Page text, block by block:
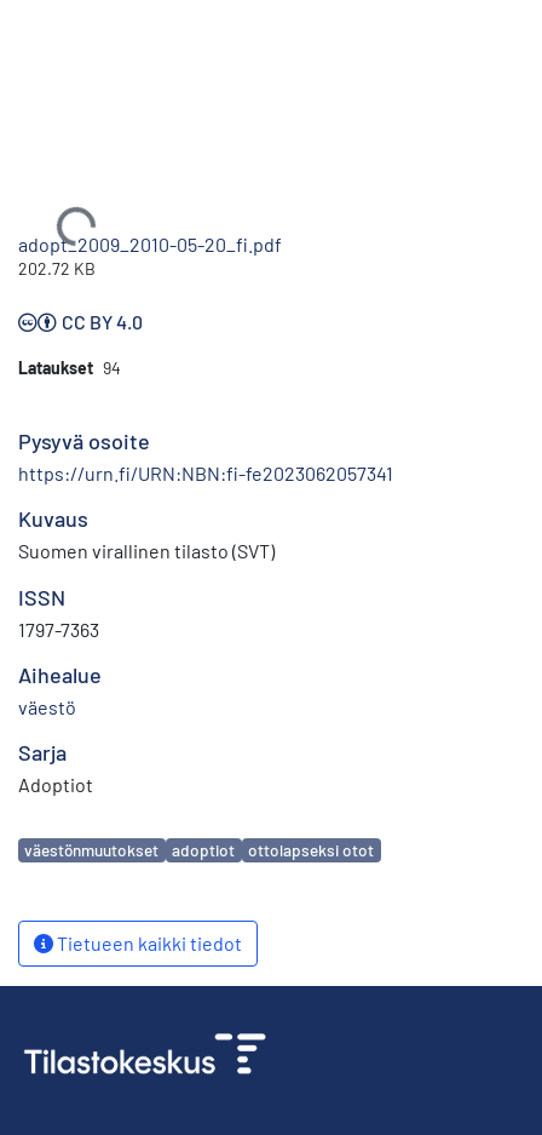
Ladataan...
adopt_2009_2010-05-20_fi.pdf
202.72 KB
CC BY 4.0
Lataukset 94
Pysyvä osoite
https://urn.fi/URN:NBN:fi-fe2023062057341
Kuvaus
Suomen virallinen tilasto (SVT)
ISSN
1797-7363
Aihealue
väestö
Sarja
Adoptiot
Avainsanat
väestönmuutokset adoptiot ottolapseksi otot
Tietueen kaikki tiedot